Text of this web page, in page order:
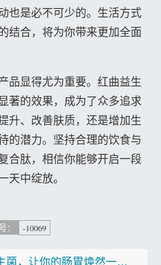
也是必不可少的。生活方式
结合，将为你带来更加全面
品显得尤为重要。红曲益生
著的效果，成为了众多追求
升、改善肤质，还是增加生
的潜力。坚持合理的饮食与
合肽，相信你能够开启一段
天中绽放。
： -10069
你不知道的辰颐科拓益生菌，让你的肠胃焕然一新快来了解一下”